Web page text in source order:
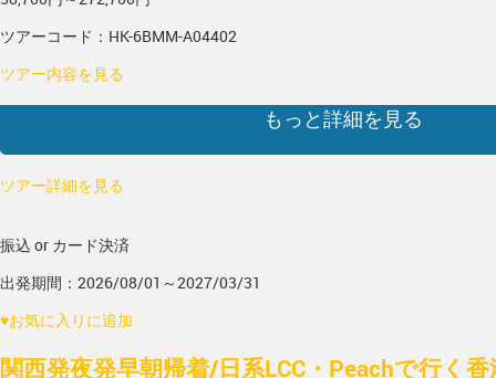
ツアーコード：HK-6BMM-A04402
ツアー内容を見る
もっと詳細を見る
ツアー詳細を見る
振込 or カード決済
出発期間：2026/08/01～2027/03/31
♥お気に入りに追加
関西発夜発早朝帰着/日系LCC・Peachで行く